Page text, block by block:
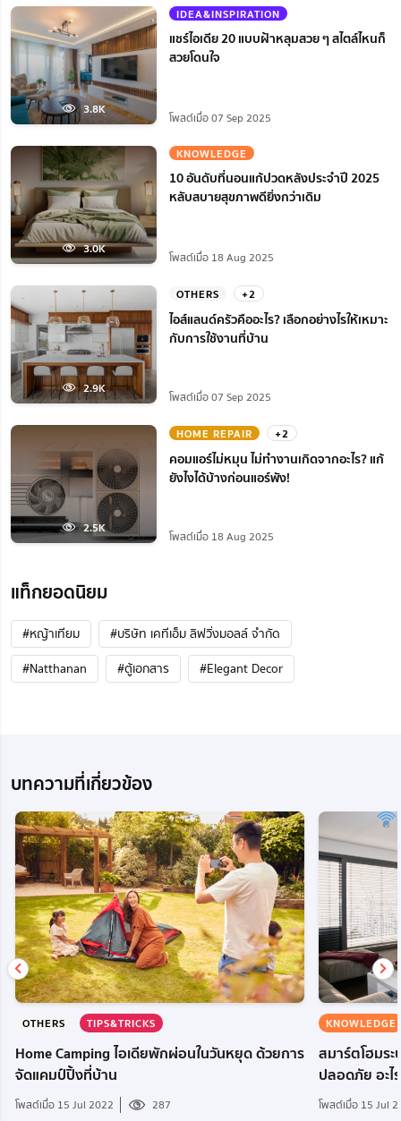
3.8K
IDEA&INSPIRATION
แชร์ไอเดีย 20 แบบฝ้าหลุมสวย ๆ สไตล์ไหนก็
สวยโดนใจ
โพสต์เมื่อ 07 Sep 2025
3.0K
KNOWLEDGE
10 อันดับที่นอนแก้ปวดหลังประจำปี 2025
หลับสบายสุขภาพดียิ่งกว่าเดิม
โพสต์เมื่อ 18 Aug 2025
2.9K
OTHERS +2
ไอส์แลนด์ครัวคืออะไร? เลือกอย่างไรให้เหมาะ
กับการใช้งานที่บ้าน
โพสต์เมื่อ 07 Sep 2025
2.5K
HOME REPAIR +2
คอมแอร์ไม่หมุน ไม่ทํางานเกิดจากอะไร? แก้
ยังไงได้บ้างก่อนแอร์พัง!
โพสต์เมื่อ 18 Aug 2025
แท็กยอดนิยม
#หญ้าเทียม
#บริษัท เคทีเอ็ม ลิฟวิ่งมอลล์ จำกัด
#Natthanan
#ตู้เอกสาร #Elegant Decor
บทความที่เกี่ยวข้อง
OTHERS TIPS&TRICKS
Home Camping ไอเดียพักผ่อนในวันหยุด ด้วยการ
จัดแคมป์ปิ้งที่บ้าน
โพสต์เมื่อ 15 Jul 2022 287
KNOWLEDGE
สมาร์ตโฮมร
ปลอดภัย อะไ
โพสต์เมื่อ 15 Jul